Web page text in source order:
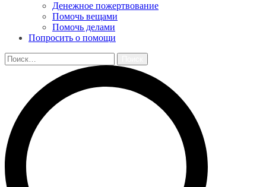
Денежное пожертвование
Помочь вещами
Помочь делами
Попросить о помощи
Найти: